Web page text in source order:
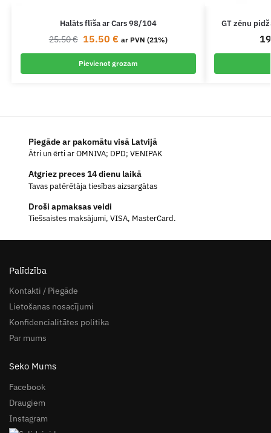
Halāts flīša ar Cars 98/104
25.50€ 15.50 € ar PVN (21%)
Pievienot grozam
GT zēnu
Piegāde ar pakomātu visā Latvijā
Ātri un ērti ar OMNIVA; DPD; VENIPAK
Atgriez preces 14 dienu laikā
Tavas patērētāja tiesības aizsargātas
Droši apmaksas veidi
Tiešsaistes maksājumi, VISA, MasterCard.
Palīdzība
Kontakti / Piegāde
Lietošanas nosacījumi
Konfidencialitātes politika
Par mums
Seko Mums
Facebook
Draugiem
Instagram